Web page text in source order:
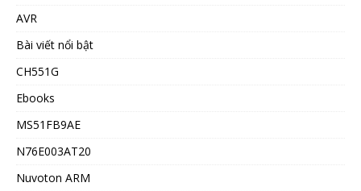
AVR
Bài viết nổi bật
CH551G
Ebooks
MS51FB9AE
N76E003AT20
Nuvoton ARM